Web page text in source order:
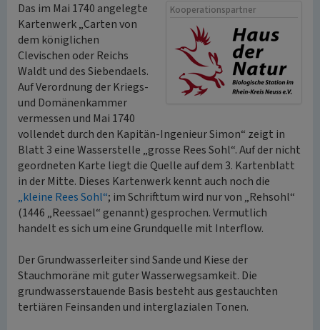
Kooperationspartner
Das im Mai 1740 angelegte
Kartenwerk „Carten von
dem königlichen
Clevischen oder Reichs
Waldt und des Siebendaels.
Auf Verordnung der Kriegs-
und Domänenkammer
vermessen und Mai 1740
vollendet durch den Kapitän-Ingenieur Simon“ zeigt in
Blatt 3 eine Wasserstelle „grosse Rees Sohl“. Auf der nicht
geordneten Karte liegt die Quelle auf dem 3. Kartenblatt
in der Mitte. Dieses Kartenwerk kennt auch noch die
„kleine Rees Sohl“; im Schrifttum wird nur von „Rehsohl“
(1446 „Reessael“ genannt) gesprochen. Vermutlich
handelt es sich um eine Grundquelle mit Interflow.
Der Grundwasserleiter sind Sande und Kiese der
Stauchmoräne mit guter Wasserwegsamkeit. Die
grundwasserstauende Basis besteht aus gestauchten
tertiären Feinsanden und interglazialen Tonen.